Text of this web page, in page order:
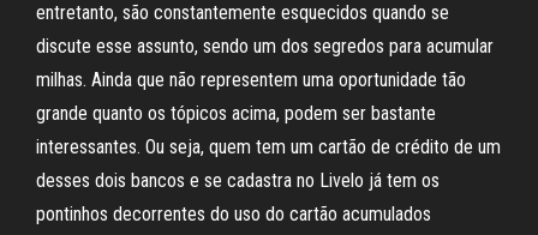
entretanto, são constantemente esquecidos quando se
discute esse assunto, sendo um dos segredos para acumular
milhas. Ainda que não representem uma oportunidade tão
grande quanto os tópicos acima, podem ser bastante
interessantes. Ou seja, quem tem um cartão de crédito de um
desses dois bancos e se cadastra no Livelo já tem os
pontinhos decorrentes do uso do cartão acumulados